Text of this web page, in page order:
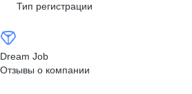
Тип регистрации
Dream Job
Отзывы о компании